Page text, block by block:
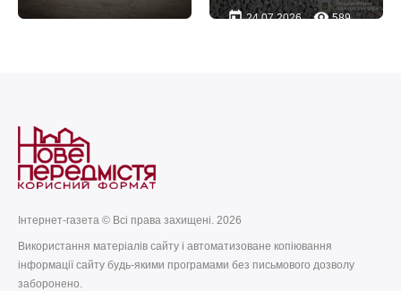
today remove_red_eye
today24.07.2026 remove_red_eye589
Інтернет-газета © Всі права захищені. 2026
Використання матеріалів сайту і автоматизоване копіювання
інформації сайту будь-якими програмами без письмового дозволу
заборонено.